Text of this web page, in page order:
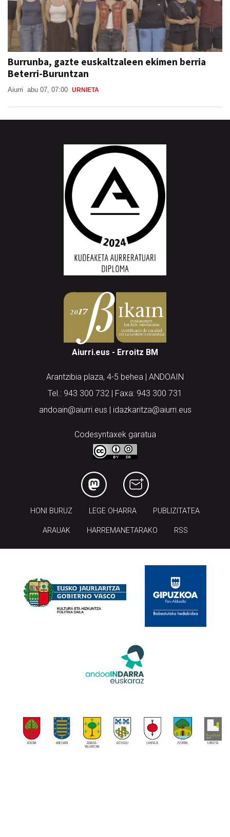
Burrunba, gazte euskaltzaleen ekimen berria
Beterri-Buruntzan
Aiurri abu 07, 07:00 URNIETA
Aiurri.eus - Erroitz BM
Arantzibia plaza, 4-5 behea | ANDOAIN
Tel.: 943 300 732 | Faxa: 943 300 731
andoain@aiurri.eus | idazkaritza@aiurri.eus
Codesyntaxek garatua
HONI BURUZ LEGE OHARRA PUBLIZITATEA
ARAUAK HARREMANETARAKO RSS